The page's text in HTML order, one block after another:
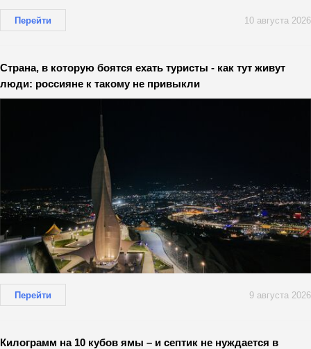
Перейти 10 августа 2026
Страна, в которую боятся ехать туристы - как тут живут
люди: россияне к такому не привыкли
Перейти 9 августа 2026
Килограмм на 10 кубов ямы – и септик не нуждается в